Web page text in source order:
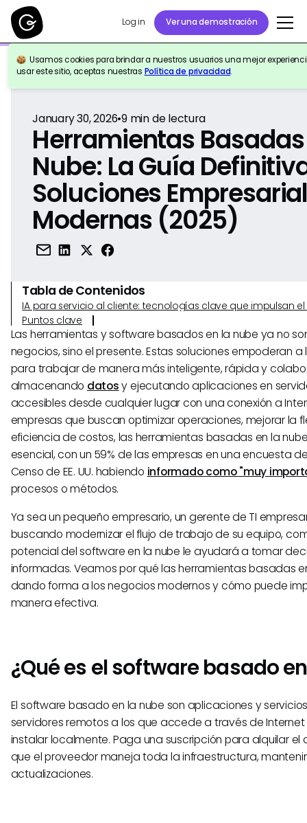
Log in Ver una demostración
Usamos cookies para brindar a nuestros usuarios una mejor
usar este sitio, aceptas nuestras Política de privacidad.
Volver a la Referencia
January 30, 2026•9min de lectura
Herramientas
Nube: La Guía
Soluciones
Modernas (2025)
Tabla de Contenidos
IA para servicio al cliente: tecnologías clave que impulsan
Puntos clave
Las herramientas y software basados en la nube ya no
negocios, sino el presente. Estas soluciones empoderan
para trabajar de manera más inteligente, rápida y
almacenando datosy ejecutando aplicaciones en
accesibles desde cualquier lugar con una conexión a
empresas que buscan optimizar operaciones, mejorar la
eficiencia de costos, las herramientas basadas en la
esencial, con un 59% de las empresas en una encuesta
Censo de EE. UU. habiendo informado como "muy
procesos o métodos.
Ya sea un pequeño empresario, un gerente de TI
buscando modernizar el flujo de trabajo de su equipo,
potencial del software en la nube le ayudará a tomar
informadas. Veamos por qué las herramientas basadas
dando forma a los negocios modernos y cómo puede
manera efectiva.
¿Qué es el software basado
El software basado en la nube son aplicaciones y
servidores remotos a los que accede a través de
instalar localmente. Paga una suscripción para alquilar el
que el proveedor maneja toda la infraestructura,
actualizaciones.